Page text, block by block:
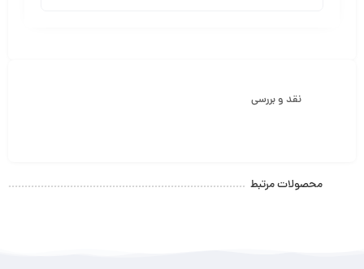
نقد و بررسی
محصولات مرتبط